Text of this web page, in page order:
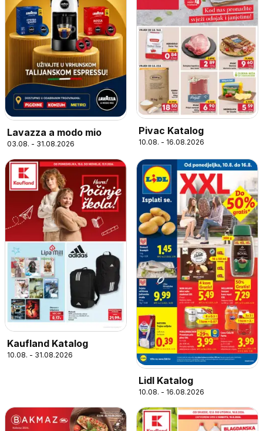
Lavazza a modo mio
03.08. - 31.08.2026
Pivac Katalog
10.08. - 16.08.2026
Kaufland Katalog
10.08. - 31.08.2026
Lidl Katalog
10.08. - 16.08.2026